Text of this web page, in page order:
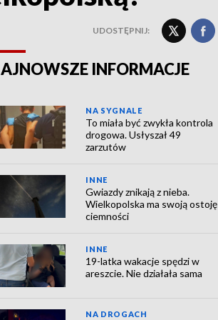
UDOSTĘPNIJ:
INFORMACJE
NA SYGNALE
To miała być zwykła kontrola
drogowa. Usłyszał 49
zarzutów
INNE
Gwiazdy znikają z nieba.
Wielkopolska ma swoją ostoję
ciemności
INNE
19-latka wakacje spędzi w
areszcie. Nie działała sama
NA DROGACH